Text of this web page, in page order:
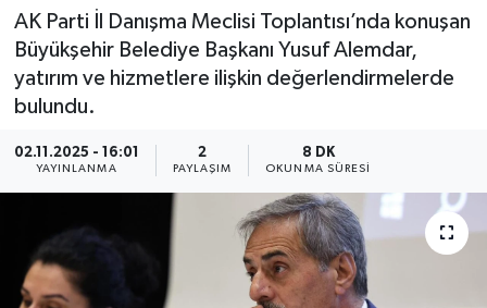
AK Parti İl Danışma Meclisi Toplantısı’nda konuşan
Büyükşehir Belediye Başkanı Yusuf Alemdar,
yatırım ve hizmetlere ilişkin değerlendirmelerde
bulundu.
02.11.2025 - 16:01
YAYINLANMA
2
PAYLAŞIM
8 DK
OKUNMA SÜRESI